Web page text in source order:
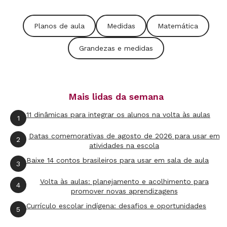
ano)
Neste plano, o trabalho é com proporções. A
proposta original, seguindo a habilidade
problema que envolvem a alteração de
ingredientes de receitas.
Na adaptação para realizar a atividade em casa,
a sugestão é que os alunos sejam desafiados a
dividir ingredientes, como bolachas ou pedaços
de uma barra de chocolate, seguindo diferentes
Planos de aula Medidas Matemática
Grandezas e medidas
Mais lidas da semana
1 11 dinâmicas para integrar os alunos na volta às aulas
2
Datas comemorativas de agosto de 2026 para usar em
atividades na escola
3 Baixe 14 contos brasileiros para usar em sala de aula
4
Volta às aulas: planejamento e acolhimento para
promover novas aprendizagens
5 Currículo escolar indígena: desafios e oportunidades